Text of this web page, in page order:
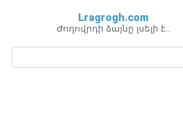
Lragrogh.com
Ժողովրդի ձայնը լսելի է…
Поиск: